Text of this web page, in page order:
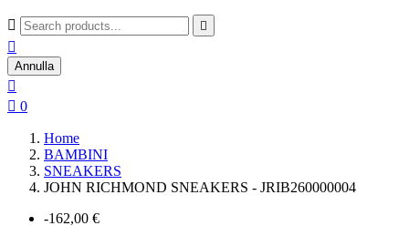
 

Annulla

 0
Home
BAMBINI
SNEAKERS
JOHN RICHMOND SNEAKERS - JRIB260000004
-162,00 €